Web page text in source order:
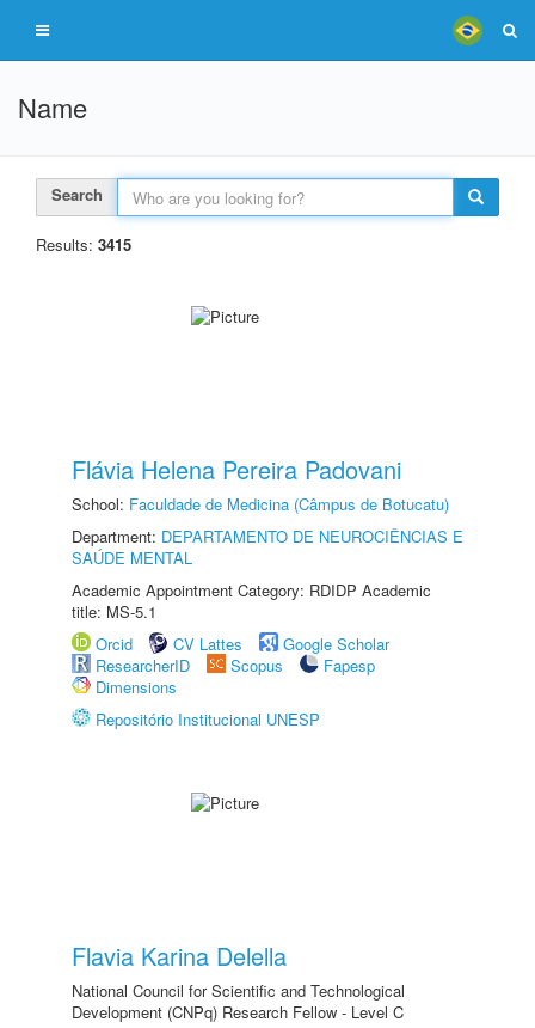
Name
Search
Results: 3415
Flávia Helena Pereira Padovani
School: Faculdade de Medicina (Câmpus de Botucatu)
Department: DEPARTAMENTO DE NEUROCIÊNCIAS E
SAÚDE MENTAL
Academic Appointment Category: RDIDP Academic
title: MS-5.1
Orcid
CV Lattes
Google Scholar
ResearcherID
Scopus
Fapesp
Dimensions
Repositório Institucional UNESP
Flavia Karina Delella
National Council for Scientific and Technological
Development (CNPq) Research Fellow - Level C